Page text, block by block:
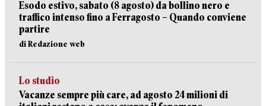
Esodo estivo, sabato (8 agosto) da bollino nero e
traffico intenso fino a Ferragosto – Quando conviene
partire
di Redazione web
Lo studio
Vacanze sempre più care, ad agosto 24 milioni di